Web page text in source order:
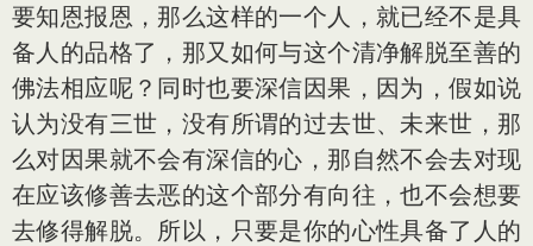
要知恩报恩，那么这样的一个人，就已经不是具
备人的品格了，那又如何与这个清净解脱至善的
佛法相应呢？同时也要深信因果，因为，假如说
认为没有三世，没有所谓的过去世、未来世，那
么对因果就不会有深信的心，那自然不会去对现
在应该修善去恶的这个部分有向往，也不会想要
去修得解脱。所以，只要是你的心性具备了人的